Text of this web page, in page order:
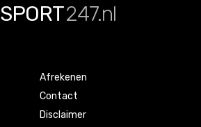
SPORT247.nl
Afrekenen
Contact
Disclaimer